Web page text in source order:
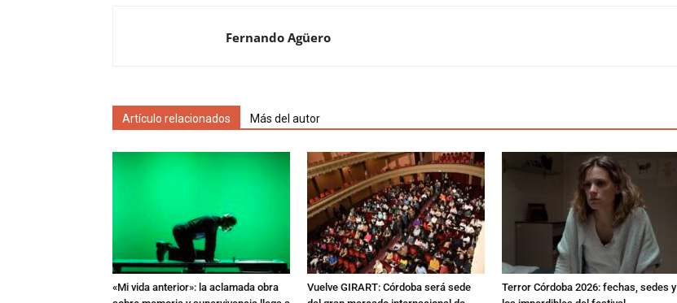
Fernando Agüero
Artículo relacionados Más del autor
«Mi vida anterior»: la aclamada obra
Vuelve GIRART: Córdoba será sede
Terror Córdoba 2026: fechas, sedes y